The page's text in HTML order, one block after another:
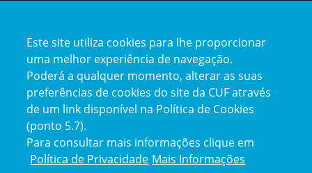
certification2certification3
Reclamações
e
Este site utiliza cookies para lhe proporcionar
uma melhor experiência de navegação.
Poderá a qualquer momento, alterar as suas
preferências de cookies do site da CUF através
de um link disponível na Política de Cookies
(ponto 5.7).
Para consultar mais informações clique em
Política de Privacidade Mais Informações